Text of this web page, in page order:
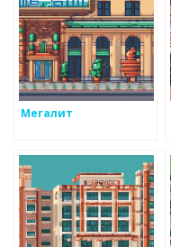
Мегалит